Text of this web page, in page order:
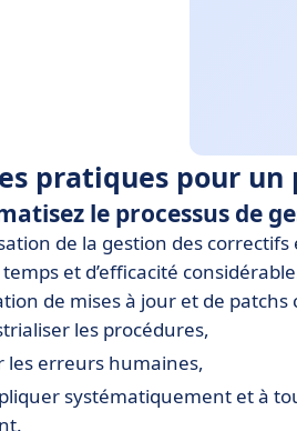
pratiques pour
le processus de
de la gestion des
et d’efficacité
de mises à jour et de
les procédures,
les erreurs humaines,
systématiquement et à